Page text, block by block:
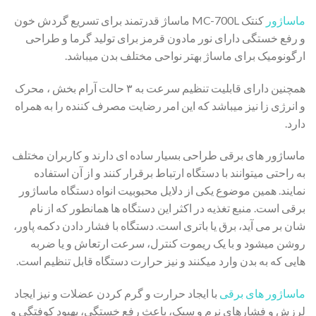
ماساژور
کنتک MC-700L ماساژ قدرتمند برای تسریع گردش خون
و رفع خستگی دارای نور مادون قرمز برای تولید گرما و طراحی
ارگونومیک برای ماساژ بهتر نواحی مختلف بدن میباشد.
همچنین دارای قابلیت تنظیم سرعت به ۳ حالت آرام بخش ، محرک
و انرژی زا نیز میباشد که این امر رضایت مصرف کننده را به همراه
دارد.
ماساژور های برقی طراحی بسیار ساده ای دارند و کاربران مختلف
به راحتی میتوانند با دستگاه ارتباط برقرار کنند و از آن استفاده
نمایند. همین موضوع یکی از دلایل محبوبیت انواه دستگاه ماساژور
برقی است. منبع تغذیه در اکثر این دستگاه ها همانطور که از نام
شان بر می آید، برق یا باتری است. دستگاه با فشار دادن دکمه پاور،
روشن میشود و با یک ریموت کنترل، سرعت ارتعاش و یا ضربه
هایی که به بدن وارد میکنند و نیز حرارت دستگاه قابل تنظیم است.
ماساژور های برقی با ایجاد حرارت و گرم کردن عضلات و نیز ایجاد
لرزش و فشارهای نرم و سبک، باعث رفع خستگی، بهبود کوفتگی و